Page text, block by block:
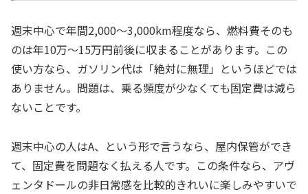
週末中心で年間2,000〜3,000km程度なら、燃料費そのも
のは年10万〜15万円前後に収まることがあります。この
使い方なら、ガソリン代は「絶対に無理」というほどでは
ありません。問題は、乗る頻度が少なくても固定費は減ら
ないことです。
週末中心の人はA、という形で言うなら、屋内保管ができ
て、固定費を問題なく払える人です。この条件なら、アヴ
ェンタドールの非日常感を比較的きれいに楽しみやすいで